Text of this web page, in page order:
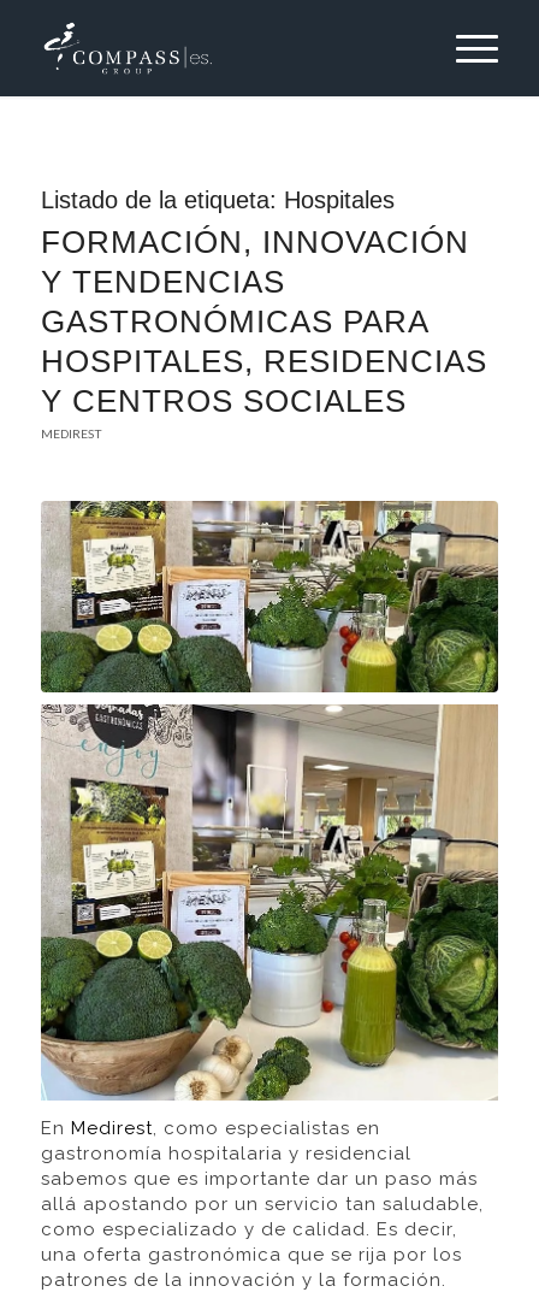
Listado de la etiqueta: Hospitales
FORMACIÓN, INNOVACIÓN
Y TENDENCIAS
GASTRONÓMICAS PARA
HOSPITALES, RESIDENCIAS
Y CENTROS SOCIALES
MEDIREST
En Medirest, como especialistas en
gastronomía hospitalaria y residencial
sabemos que es importante dar un paso más
allá apostando por un servicio tan saludable,
como especializado y de calidad. Es decir,
una oferta gastronómica que se rija por los
patrones de la innovación y la formación.